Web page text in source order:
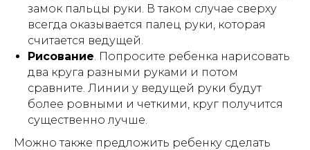
замок пальцы руки. В таком случае сверху
всегда оказывается палец руки, которая
считается ведущей.
Рисование . Попросите ребенка нарисовать
два круга разными руками и потом
сравните. Линии у ведущей руки будут
более ровными и четкими, круг получится
существенно лучше.
Можно также предложить ребенку сделать